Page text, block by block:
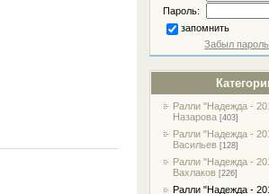
Пароль:
запомнить
Забыл пароль
Ралли "Надежда -
Назарова [403]
Ралли "Надежда -
Васильев [128]
Ралли "Надежда -
Вахлаков [226]
Ралли "Надежда -